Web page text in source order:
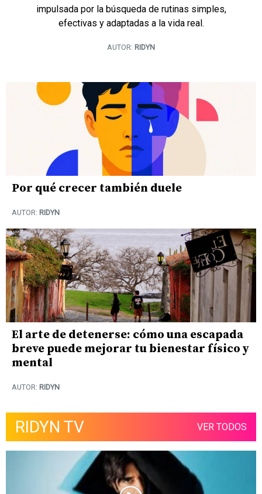
Por qué crecer también duele
AUTOR: RIDYN
El arte de detenerse: cómo una escapada
breve puede mejorar tu bienestar físico y
mental
AUTOR: RIDYN
impulsada por la búsqueda de rutinas simples,
efectivas y adaptadas a la vida real.
AUTOR: RIDYN
RIDYN TV VER TODOS